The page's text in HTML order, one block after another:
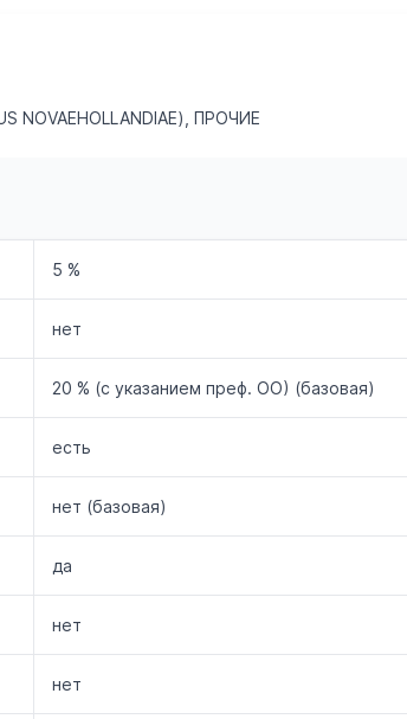
ПРОЧИЕ
5 %
нет
20 % (с указанием преф. ОО) (базовая)
есть
нет (базовая)
да
нет
нет